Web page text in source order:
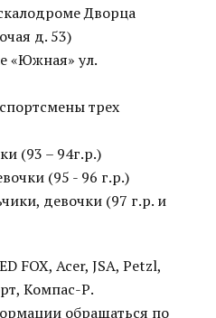
Дворца
д. 53)
«Южная» ул.
трех
(93 – 94г.р.)
(95 - 96 г.р.)
девочки (97 г.р. и
FOX, Acer, JSA, Petzl,
Компас-Р.
обращаться по